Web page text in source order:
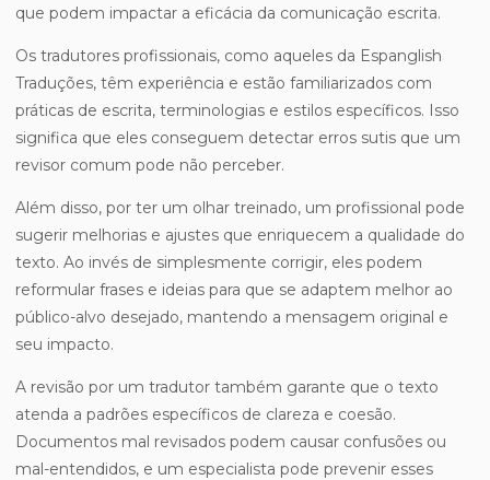
que podem impactar a eficácia da comunicação escrita.
Os tradutores profissionais, como aqueles da Espanglish
Traduções, têm experiência e estão familiarizados com
práticas de escrita, terminologias e estilos específicos. Isso
significa que eles conseguem detectar erros sutis que um
revisor comum pode não perceber.
Além disso, por ter um olhar treinado, um profissional pode
sugerir melhorias e ajustes que enriquecem a qualidade do
texto. Ao invés de simplesmente corrigir, eles podem
reformular frases e ideias para que se adaptem melhor ao
público-alvo desejado, mantendo a mensagem original e
seu impacto.
A revisão por um tradutor também garante que o texto
atenda a padrões específicos de clareza e coesão.
Documentos mal revisados podem causar confusões ou
mal-entendidos, e um especialista pode prevenir esses